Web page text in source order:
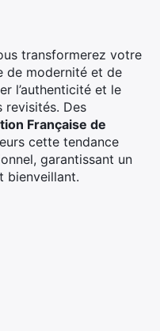
transformerez votre
de modernité et de
l’authenticité et le
revisités. Des
Française de
cette tendance
garantissant un
bienveillant.